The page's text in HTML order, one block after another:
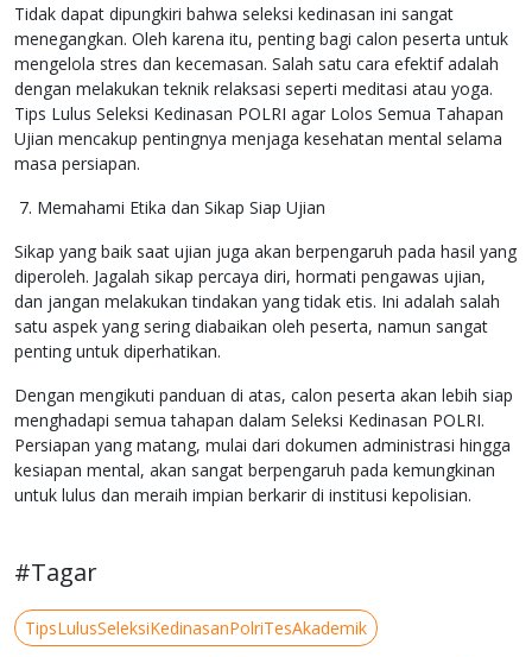
Tidak dapat dipungkiri bahwa seleksi kedinasan ini sangat
menegangkan. Oleh karena itu, penting bagi calon peserta untuk
mengelola stres dan kecemasan. Salah satu cara efektif adalah
dengan melakukan teknik relaksasi seperti meditasi atau yoga.
Tips Lulus Seleksi Kedinasan POLRI agar Lolos Semua Tahapan
Ujian mencakup pentingnya menjaga kesehatan mental selama
masa persiapan.
7. Memahami Etika dan Sikap Siap Ujian
Sikap yang baik saat ujian juga akan berpengaruh pada hasil yang
diperoleh. Jagalah sikap percaya diri, hormati pengawas ujian,
dan jangan melakukan tindakan yang tidak etis. Ini adalah salah
satu aspek yang sering diabaikan oleh peserta, namun sangat
penting untuk diperhatikan.
Dengan mengikuti panduan di atas, calon peserta akan lebih siap
menghadapi semua tahapan dalam Seleksi Kedinasan POLRI.
Persiapan yang matang, mulai dari dokumen administrasi hingga
kesiapan mental, akan sangat berpengaruh pada kemungkinan
untuk lulus dan meraih impian berkarir di institusi kepolisian.
#Tagar
TipsLulusSeleksiKedinasanPolriTesAkademik